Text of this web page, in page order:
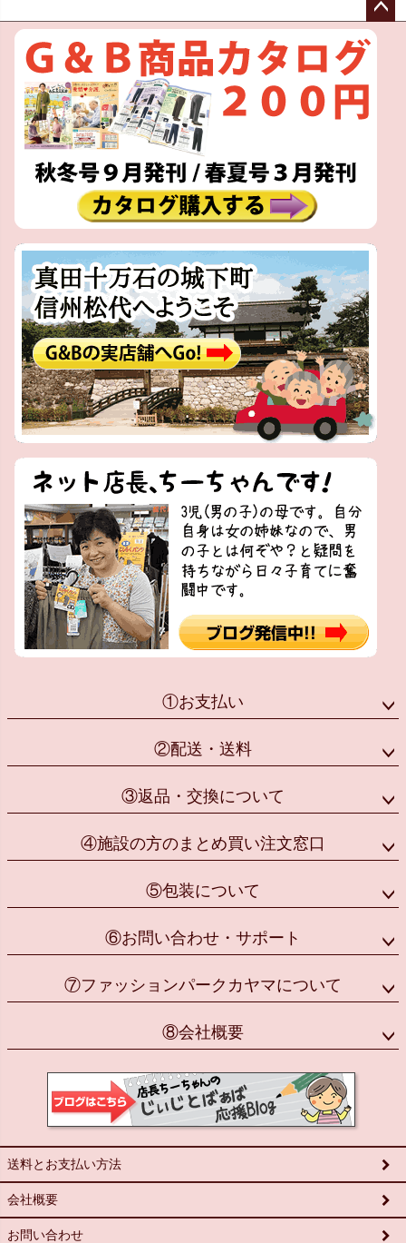
ペー
へ
①お支払い
②配送・送料
③返品・交換について
④施設の方のまとめ買い注文窓口
⑤包装について
⑥お問い合わせ・サポート
⑦ファッションパークカヤマについて
⑧会社概要
送料とお支払い方法
会社概要
お問い合わせ